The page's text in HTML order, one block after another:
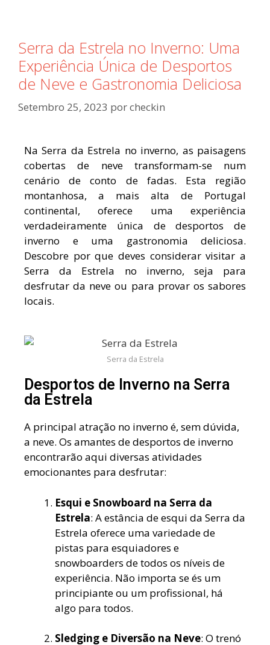
Serra da Estrela no Inverno: Uma
Experiência Única de Desportos
de Neve e Gastronomia Deliciosa
Setembro 25, 2023 porcheckin
Na Serra da Estrela no inverno, as paisagens
cobertas de neve transformam-se num
cenário de conto de fadas. Esta região
montanhosa, a mais alta de Portugal
continental, oferece uma experiência
verdadeiramente única de desportos de
inverno e uma gastronomia deliciosa.
Descobre por que deves considerar visitar a
Serra da Estrela no inverno, seja para
desfrutar da neve ou para provar os sabores
locais.
Serra da Estrela
Desportos de Inverno na Serra
da Estrela
A principal atração no inverno é, sem dúvida,
a neve. Os amantes de desportos de inverno
encontrarão aqui diversas atividades
emocionantes para desfrutar:
Esqui e Snowboard na Serra da
Estrela: A estância de esqui da Serra da
Estrela oferece uma variedade de
pistas para esquiadores e
snowboarders de todos os níveis de
experiência. Não importa se és um
principiante ou um profissional, há
algo para todos.
Sledging e Diversão na Neve: O trenó